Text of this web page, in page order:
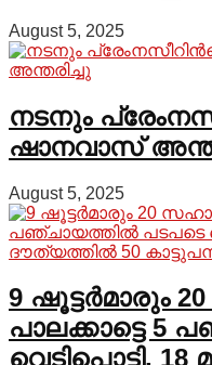
August 5, 2025
നടനും
ഷാനവാസ്
August 5, 2025
9 ഷൂട്ടർമാരും
പാലക്കാട്ടെ 5
വെടിപൊട്ടി,